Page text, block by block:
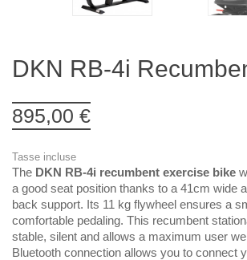
DKN RB-4i
895,00 €
Tasse incluse
The DKN RB-4i recumbent exercise bike
a good seat position thanks to a 41cm wide
back support. Its 11 kg flywheel ensures a
comfortable pedaling. This recumbent
stable, silent and allows a maximum user
Bluetooth connection allows you to connect